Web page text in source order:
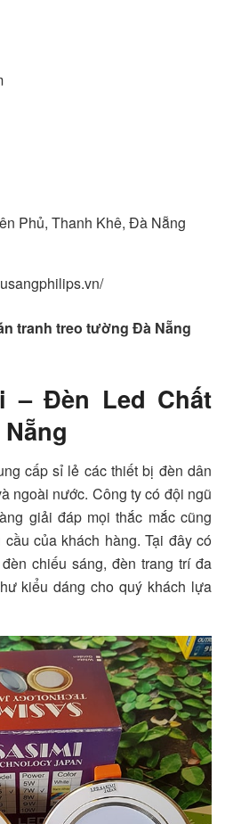
Phủ, Thanh Khê, Đà Nẵng
tranh treo tường Đà Nẵng
– Đèn Led Chất
cấp sỉ lẻ các thiết bị đèn dân
ngoài nước. Công ty có đội ngũ
giải đáp mọi thắc mắc cũng
của khách hàng. Tại đây có
chiếu sáng, đèn trang trí đa
kiểu dáng cho quý khách lựa